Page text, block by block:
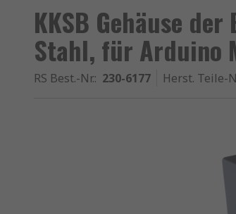
KKSB Gehäuse
Stahl, für Arduino
RS Best.-Nr.: 230-6177 Herst. Teile-